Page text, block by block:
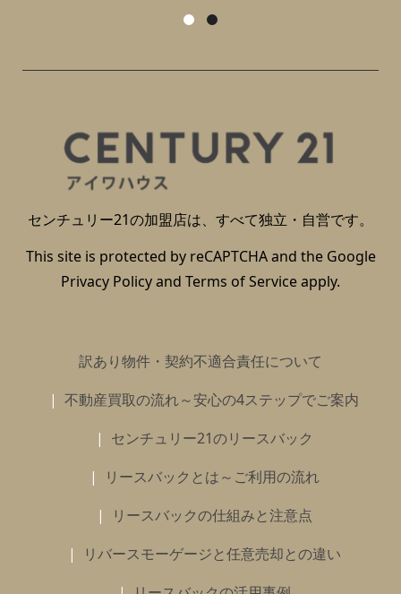
センチュリー21の加盟店は、すべて独立・自営です。
This site is protected by reCAPTCHA and the Google
Privacy Policyand Terms of Serviceapply.
訳あり物件・契約不適合責任について
不動産買取の流れ～安心の4ステップでご案内
センチュリー21のリースバック
リースバックとは～ご利用の流れ
リースバックの仕組みと注意点
リバースモーゲージと任意売却との違い